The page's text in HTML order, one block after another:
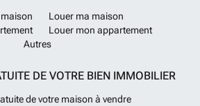
Louer ma maison
Louer mon appartement
Autres
DE VOTRE BIEN IMMOBILIER
de votre maison à vendre